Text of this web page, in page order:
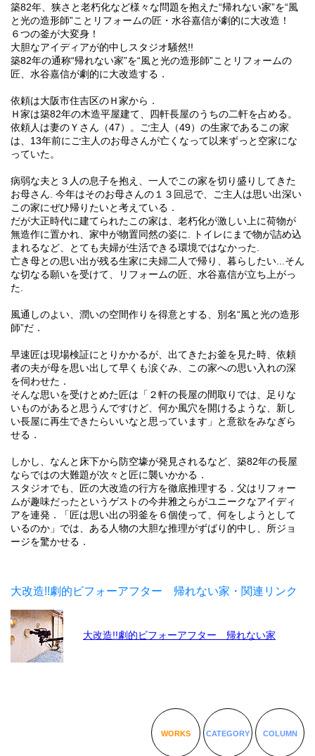
築82年、狭さと老朽化など様々な問題を抱えた“帰れない家”を“風
と光の造形師”ことリフォームの匠・水谷嘉信が劇的に大改造！
６つの釜が大変身！
大胆なアイディアが的中しスタジオ騒然!!
築82年の通称“帰れない家”を“風と光の造形師”ことリフォームの
匠、水谷嘉信が劇的に大改造する．
依頼は大阪市住吉区のＨ家から．
Ｈ家は築82年の木造平屋建て、四軒長屋のうちの二軒を占める。
依頼人は妻のＹさん（47）。ご主人（49）の生家であるこの家
は、13年前にご主人のお母さんが亡くなって以来ずっと空家にな
っていた。
病弱な夫と３人の息子を抱え、一人でこの家を切り盛りしてきた
お母さん. 今年はそのお母さんの１３回忌で、ご主人は思い出深い
この家にぜひ帰りたいと考えている．
だが大正時代に建てられたこの家は、老朽化が激しい上に荷物が
無造作に置かれ、家中が物置同然の姿に. トイレにまで物が詰め込
まれるなど、とても夫婦が生活できる環境ではなかった.
亡き母との思い出が残る生家に夫婦二人で帰り、暮らしたい...そん
な切なる願いを受けて、リフォームの匠、水谷嘉信が立ち上がっ
た.
風通しのよい、潤いの空間作りを得意とする、別名“風と光の造形
師”だ．
早速匠は現場検証にとりかかるが、出てきたお釜を見た時、依頼
者の夫が母を思い出して早くも涙ぐみ、この家への思い入れの深
を伺わせた．
そんな思いを受けとめた匠は「２軒の長屋の間取りでは、足りな
いものがあると思うんですけど、何か風穴を開けるような、新し
い長屋に再生できたらいいなと思っています」と意欲をみなぎら
せる．
しかし、なんと床下から防空壕が発見されるなど、築82年の長屋
ならではの大難題が次々と匠に襲いかかる．
スタジオでも、匠の大改造の行方を徹底推理する．父はリフォー
ムが趣味だったというゲストの今井雅之らがユニークなアイディ
アを連発．「匠は思い出の羽釜を６個使って、何をしようとして
いるのか」では、ある人物の大胆な推理がずばり的中し、所ジョ
ージを驚かせる．
大改造!!劇的ビフォーアフター 帰れない家・関連リンク
大改造!!劇的ビフォーアフター 帰れない家
WORKS CATEGORY COLUMN